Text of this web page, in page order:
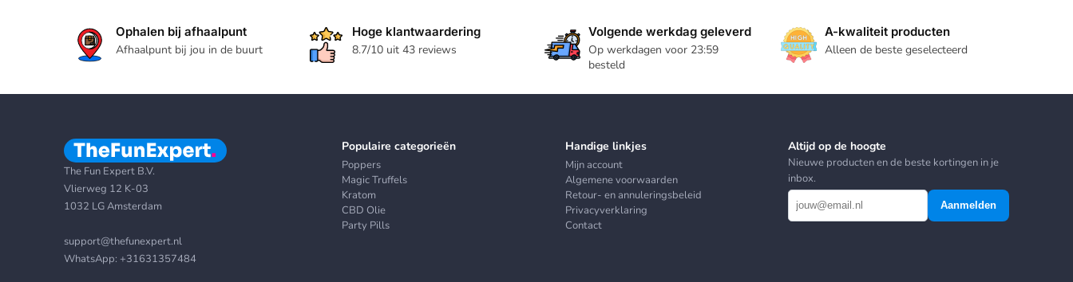
Ophalen bij afhaalpunt
Afhaalpunt bij jou in de buurt
Hoge klantwaardering
8.7/10 uit 43 reviews
Volgende werkdag geleverd
Op werkdagen voor 23:59
besteld
A-kwaliteit producten
Alleen de beste geselecteerd
The Fun Expert B.V.
Vlierweg 12 K-03
1032 LG Amsterdam
support@thefunexpert.nl
WhatsApp: +31631357484
Populaire categorieën
Poppers
Magic Truffels
Kratom
CBD Olie
Party Pills
Handige linkjes
Mijn account
Algemene voorwaarden
Retour- en annuleringsbeleid
Privacyverklaring
Contact
Altijd op de hoogte
Nieuwe producten en de beste kortingen in je
inbox.
Aanmelden